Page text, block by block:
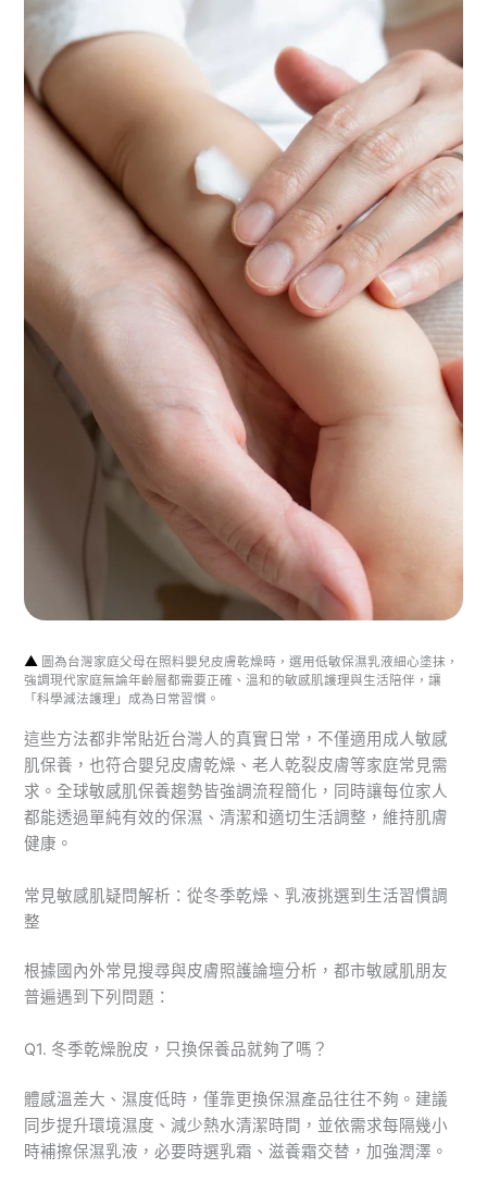
▲ 圖為台灣家庭父母在照料嬰兒皮膚乾燥時，選用低敏保濕乳液細心塗抹，
強調現代家庭無論年齡層都需要正確、溫和的敏感肌護理與生活陪伴，讓
「科學減法護理」成為日常習慣。
這些方法都非常貼近台灣人的真實日常，不僅適用成人敏感
肌保養，也符合嬰兒皮膚乾燥、老人乾裂皮膚等家庭常見需
求。全球敏感肌保養趨勢皆強調流程簡化，同時讓每位家人
都能透過單純有效的保濕、清潔和適切生活調整，維持肌膚
健康。
常見敏感肌疑問解析：從冬季乾燥、乳液挑選到生活習慣調
整
根據國內外常見搜尋與皮膚照護論壇分析，都市敏感肌朋友
普遍遇到下列問題：
Q1. 冬季乾燥脫皮，只換保養品就夠了嗎？
體感溫差大、濕度低時，僅靠更換保濕產品往往不夠。建議
同步提升環境濕度、減少熱水清潔時間，並依需求每隔幾小
時補擦保濕乳液，必要時選乳霜、滋養霜交替，加強潤澤。